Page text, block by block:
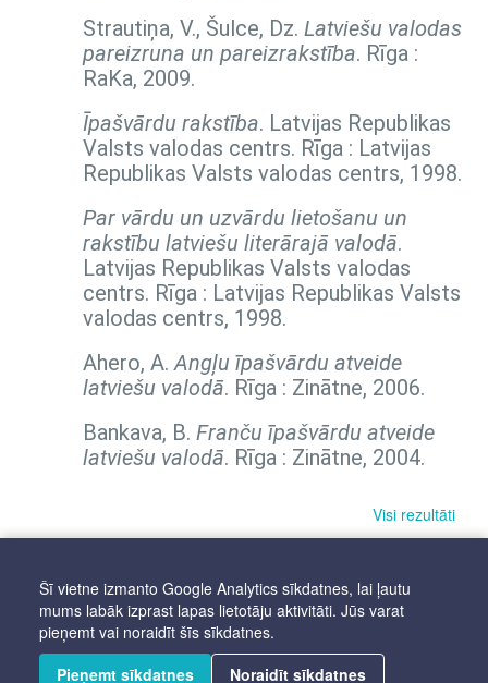
Strautiņa, V., Šulce, Dz. Latviešu valodas
pareizruna un pareizrakstība. Rīga :
RaKa, 2009.
Īpašvārdu rakstība. Latvijas Republikas
Valsts valodas centrs. Rīga : Latvijas
Republikas Valsts valodas centrs, 1998.
Par vārdu un uzvārdu lietošanu un
rakstību latviešu literārajā valodā.
Latvijas Republikas Valsts valodas
centrs. Rīga : Latvijas Republikas Valsts
valodas centrs, 1998.
Ahero, A.Angļu īpašvārdu atveide
latviešu valodā. Rīga : Zinātne, 2006.
Bankava, B. Franču īpašvārdu atveide
latviešu valodā. Rīga : Zinātne, 2004.
Visi rezultāti
Šī vietne izmanto Google Analytics sīkdatnes, lai ļautu
mums labāk izprast lapas lietotāju aktivitāti. Jūs varat
pieņemt vai noraidīt šīs sīkdatnes.
Pieņemt sīkdatnes
Noraidīt sīkdatnes